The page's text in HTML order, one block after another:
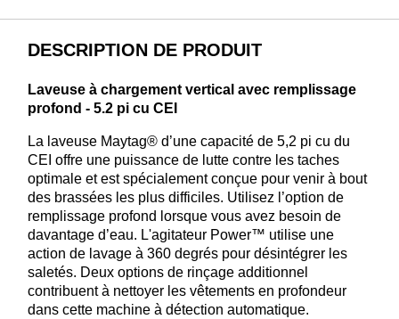
DESCRIPTION DE PRODUIT
Laveuse à chargement vertical avec remplissage
profond - 5.2 pi cu CEI
La laveuse Maytag® d’une capacité de 5,2 pi cu du
CEI offre une puissance de lutte contre les taches
optimale et est spécialement conçue pour venir à bout
des brassées les plus difficiles. Utilisez l’option de
remplissage profond lorsque vous avez besoin de
davantage d’eau. L'agitateur Power™ utilise une
action de lavage à 360 degrés pour désintégrer les
saletés. Deux options de rinçage additionnel
contribuent à nettoyer les vêtements en profondeur
dans cette machine à détection automatique.